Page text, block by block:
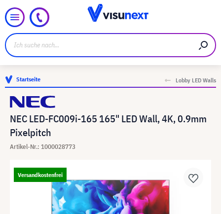
Startseite Lobby LED Walls
NEC LED-FC009i-165 165" LED Wall, 4K, 0.9mm
Pixelpitch
Artikel-Nr.: 1000028773
Versandkostenfrei